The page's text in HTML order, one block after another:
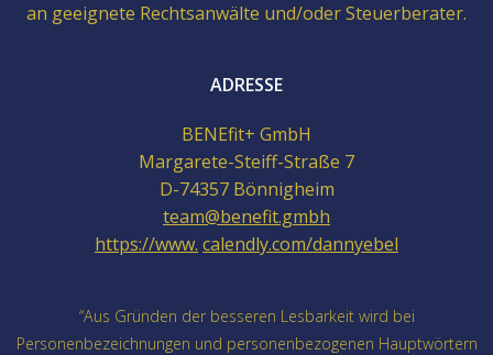
an geeignete Rechtsanwälte und/oder Steuerberater.
ADRESSE
BENEfit+ GmbH
Margarete-Steiff-Straße 7
D-74357 Bönnigheim
team@benefit.gmbh
https://www. calendly.com/dannyebel
“Aus Gründen der besseren Lesbarkeit wird bei
Personenbezeichnungen und personenbezogenen Hauptwörtern